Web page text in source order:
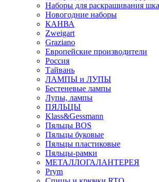
Наборы для раскрашивания
Новогодние наборы
КАНВА
Zweigart
Graziano
Европейские производители
Россия
Тайвань
ЛАМПЫ и ЛУПЫ
Бестеневые лампы
Лупы, лампы
ПЯЛЬЦЫ
Klass&Gessmann
Пяльцы BOS
Пяльцы буковые
Пяльцы пластиковые
Пяльцы-рамки
МЕТАЛЛОГАЛАНТЕРЕЯ
Prym